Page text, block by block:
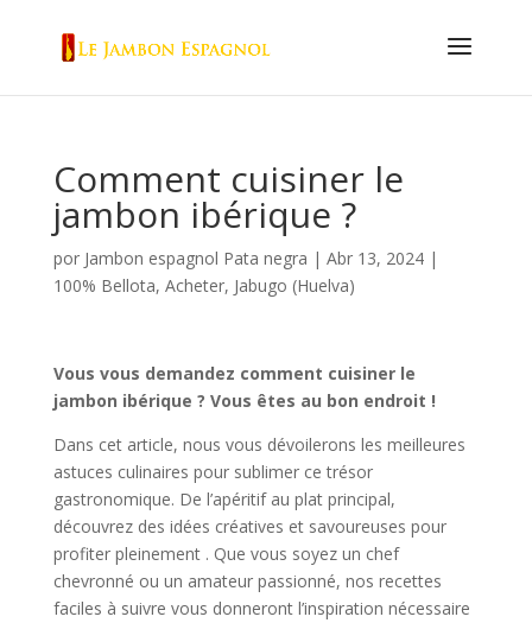
Comment cuisiner le
jambon ibérique ?
por Jambon espagnol Pata negra | Abr 13, 2024|
100% Bellota, Acheter, Jabugo (Huelva)
Vous vous demandez comment cuisiner le
jambon ibérique ? Vous êtes au bon endroit !
Dans cet article, nous vous dévoilerons les meilleures
astuces culinaires pour sublimer ce trésor
gastronomique. De l’apéritif au plat principal,
découvrez des idées créatives et savoureuses pour
profiter pleinement . Que vous soyez un chef
chevronné ou un amateur passionné, nos recettes
faciles à suivre vous donneront l’inspiration nécessaire